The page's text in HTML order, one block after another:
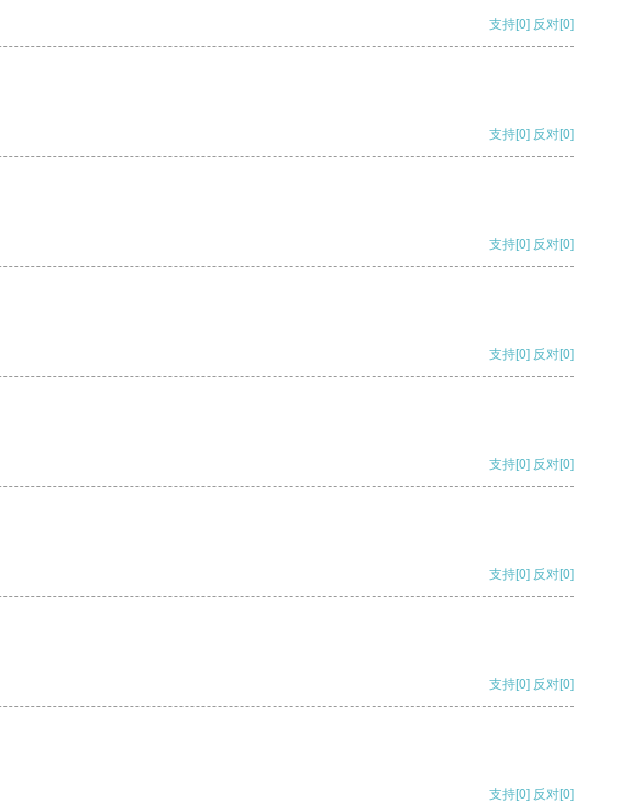
支持[0] 反对[0]
支持[0] 反对[0]
支持[0] 反对[0]
支持[0] 反对[0]
支持[0] 反对[0]
支持[0] 反对[0]
支持[0] 反对[0]
支持[0] 反对[0]